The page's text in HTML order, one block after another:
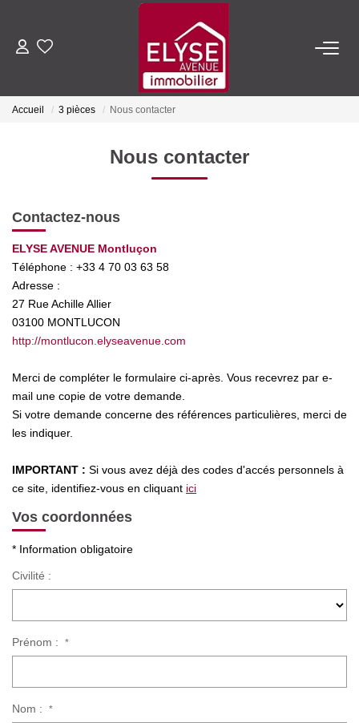
ACHETER
ESTIMER
NOTRE AGENCE
Nous Rejoindre
CONTACT
Accueil 3 pièces Nous contacter
Nous contacter
Contactez-nous
ELYSE AVENUE Montluçon
Téléphone : +33 4 70 03 63 58
Adresse :
27 Rue Achille Allier
03100 MONTLUCON
http://montlucon.elyseavenue.com
Merci de compléter le formulaire ci-après. Vous recevrez par e-
mail une copie de votre demande.
Si votre demande concerne des références particulières, merci de
les indiquer.
IMPORTANT : Si vous avez déjà des codes d'accés personnels à
ce site, identifiez-vous en cliquant ici
Vos coordonnées
* Information obligatoire
Civilité :
Prénom : *
Nom : *